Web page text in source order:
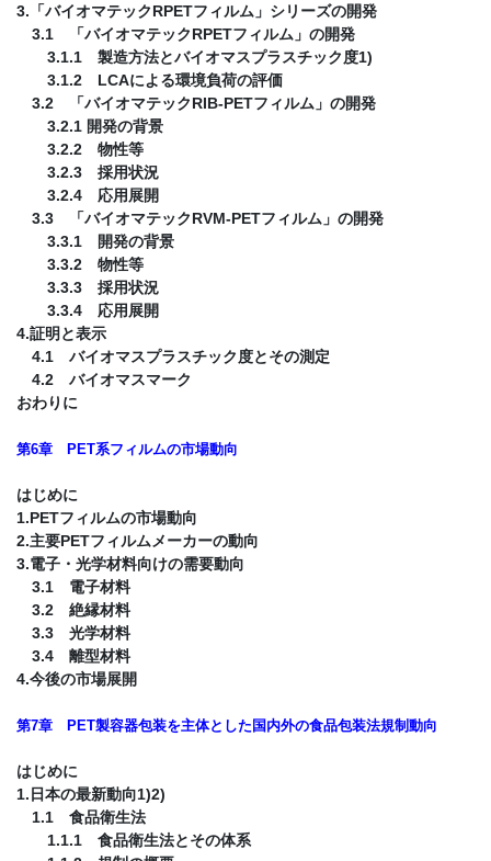
3.「バイオマテックRPETフィルム」シリーズの開発
3.1 「バイオマテックRPETフィルム」の開発
3.1.1 製造方法とバイオマスプラスチック度1)
3.1.2 LCAによる環境負荷の評価
3.2 「バイオマテックRIB-PETフィルム」の開発
3.2.1 開発の背景
3.2.2 物性等
3.2.3 採用状況
3.2.4 応用展開
3.3 「バイオマテックRVM-PETフィルム」の開発
3.3.1 開発の背景
3.3.2 物性等
3.3.3 採用状況
3.3.4 応用展開
4.証明と表示
4.1 バイオマスプラスチック度とその測定
4.2 バイオマスマーク
おわりに
第6章 PET系フィルムの市場動向
はじめに
1.PETフィルムの市場動向
2.主要PETフィルムメーカーの動向
3.電子・光学材料向けの需要動向
3.1 電子材料
3.2 絶縁材料
3.3 光学材料
3.4 離型材料
4.今後の市場展開
第7章 PET製容器包装を主体とした国内外の食品包装法規制動向
はじめに
1.日本の最新動向1)2)
1.1 食品衛生法
1.1.1 食品衛生法とその体系